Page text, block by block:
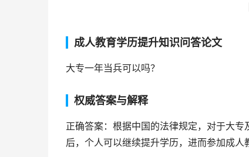
成人教育学历提升知识问答论文
大专一年当兵可以吗？
权威答案与解释
正确答案：根据中国的法律规定，对于大
后，个人可以继续提升学历，进而参加成人